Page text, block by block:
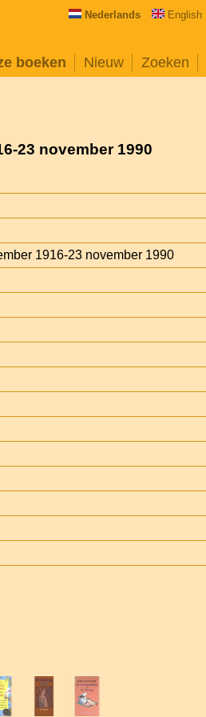
Nederlands English
boeken Nieuw Zoeken
23 november 1990
1916-23 november 1990